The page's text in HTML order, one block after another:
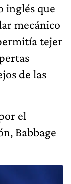
inglés que
mecánico
tejer
de las
el
Babbage